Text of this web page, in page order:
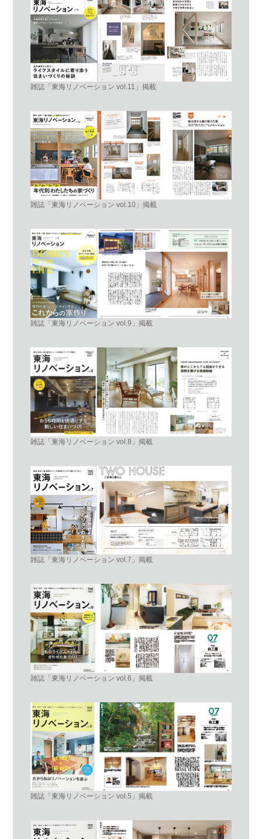
雑誌「東海リノベーション vol.11」掲載
雑誌「東海リノベーション vol.10」掲載
雑誌「東海リノベーション vol.9」掲載
雑誌「東海リノベーション vol.8」掲載
雑誌「東海リノベーション vol.7」掲載
雑誌「東海リノベーション vol.6」掲載
雑誌「東海リノベーション vol.5」掲載